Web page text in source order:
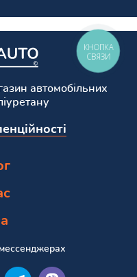
автомобільних
КНОПКА
СВЯЗИ